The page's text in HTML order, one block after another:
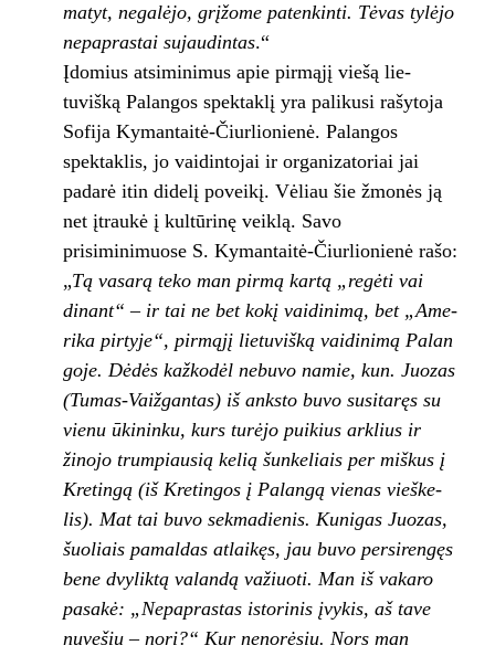
matyt, negalė­jo, grįžome patenkinti. Tė­vas tylėjo
ne­paprastai su­jaudintas.“
Įdomius atsiminimus apie pirmąjį viešą lie­
tuvišką Palangos spektaklį yra palikusi rašytoja
Sofija Kymantaitė-Čiurlionienė. Palangos
spektaklis, jo vai­dintojai ir organizatoriai jai
padarė itin didelį poveikį. Vėliau šie žmonės ją
net įtraukė į kultūrinę veik­lą. Savo
prisiminimuose S. Kymantaitė-Čiurlionienė rašo:
„Tą vasarą teko man pirmą kartą „regėti vai­
dinant“ – ir tai ne bet kokį vaidinimą, bet „Ame­
rika pirtyje“, pirmąjį lietuvišką vaidinimą Palan­
goje. Dėdės kažkodėl nebuvo namie, kun. Juo­zas
(Tumas-Vaižgantas) iš anksto buvo susita­ręs su
vienu ūkininku, kurs turėjo puikius arklius ir
žinojo trumpiausią kelią šunkeliais per miškus į
Kretingą (iš Kretingos į Palangą vienas vieške­
lis). Mat tai buvo sekmadienis. Kunigas Juozas,
šuoliais pamaldas atlaikęs, jau buvo persiren­gęs
bene dvyliktą valandą važiuoti. Man iš vaka­ro
pasakė: „Nepaprastas istorinis įvykis, aš ta­ve
nuvešiu – nori?“ Kur nenorėsiu. Nors man